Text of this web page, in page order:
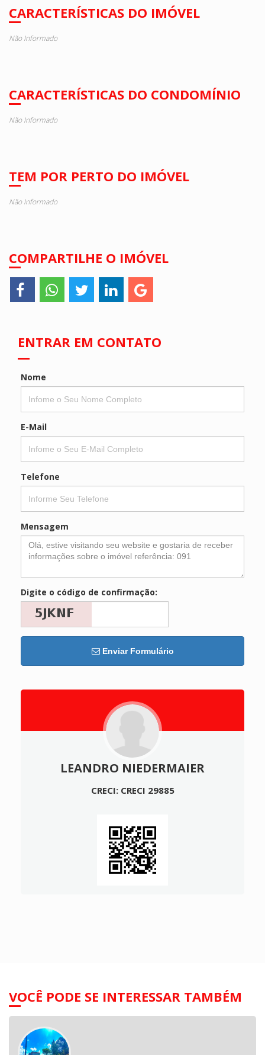
CARACTERÍSTICAS DO IMÓVEL
Não Informado
CARACTERÍSTICAS DO CONDOMÍNIO
Não Informado
TEM POR PERTO DO IMÓVEL
Não Informado
COMPARTILHE O IMÓVEL
ENTRAR EM CONTATO
Nome
E-Mail
Telefone
Mensagem
Digite o código de confirmação:
Enviar Formulário
LEANDRO NIEDERMAIER
CRECI: CRECI 29885
VOCÊ PODE SE INTERESSAR TAMBÉM